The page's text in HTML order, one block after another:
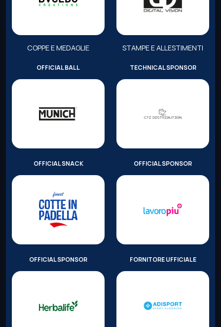
COPPE E MEDAGLIE STAMPE E ALLESTIMENTI
OFFICIAL BALL TECHNICAL SPONSOR
OFFICIAL SNACK OFFICIAL SPONSOR
OFFICIAL SPONSOR FORNITORE UFFICIALE